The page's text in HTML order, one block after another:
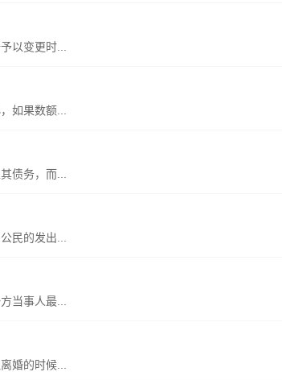
以变更时...
如果数额...
债务，而...
民的发出...
当事人最...
婚的时候...